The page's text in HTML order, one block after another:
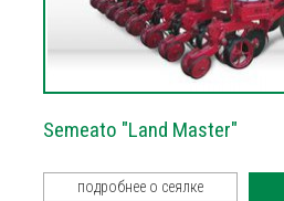
Semeato "Land Master"
подробнее о сеялке